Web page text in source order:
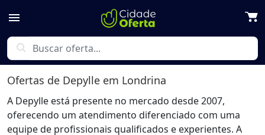
menu
search
Ofertas de Depylle em Londrina
A Depylle está presente no mercado desde 2007,
oferecendo um atendimento diferenciado com uma
equipe de profissionais qualificados e experientes. A